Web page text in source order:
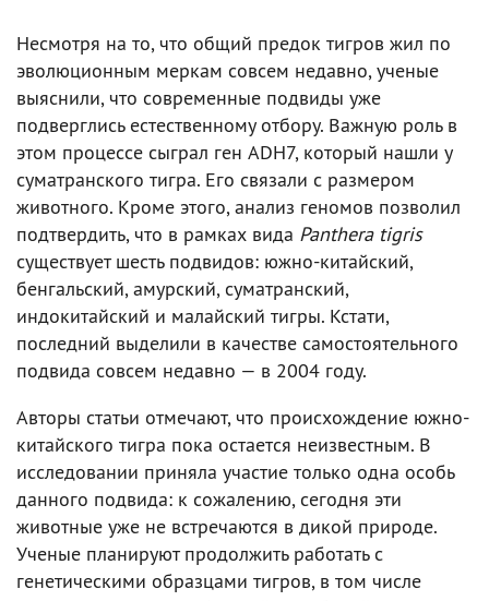
Несмотря на то, что общий предок тигров жил по
эволюционным меркам совсем недавно, ученые
выяснили, что современные подвиды уже
подверглись естественному отбору. Важную роль в
этом процессе сыграл ген ADH7, который нашли у
суматранского тигра. Его связали с размером
животного. Кроме этого, анализ геномов позволил
подтвердить, что в рамках вида Panthera tigris
существует шесть подвидов: южно-китайский,
бенгальский, амурский, суматранский,
индокитайский и малайский тигры. Кстати,
последний выделили в качестве самостоятельного
подвида совсем недавно — в 2004 году.
Авторы статьи отмечают, что происхождение южно-
китайского тигра пока остается неизвестным. В
исследовании приняла участие только одна особь
данного подвида: к сожалению, сегодня эти
животные уже не встречаются в дикой природе.
Ученые планируют продолжить работать с
генетическими образцами тигров, в том числе